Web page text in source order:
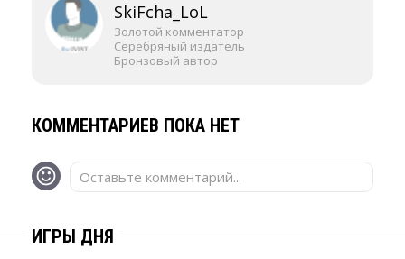
SkiFcha_LoL
Золотой комментатор
Серебряный издатель
Бронзовый автор
КОММЕНТАРИЕВ ПОКА НЕТ
Оставьте комментарий...
ИГРЫ ДНЯ